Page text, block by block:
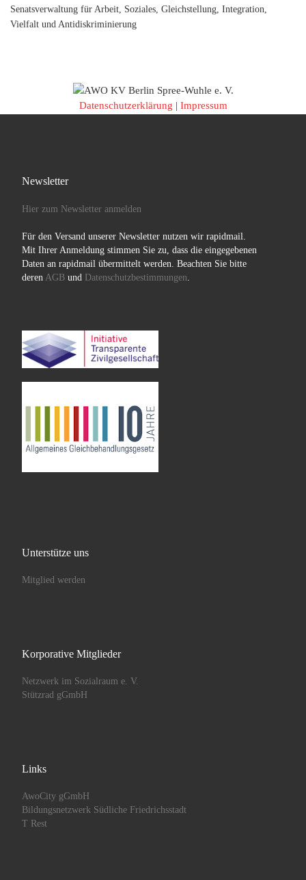
Senatsverwaltung für Arbeit, Soziales, Gleichstellung, Integration,
Vielfalt und Antidiskriminierung
Datenschutzerklärung | Impressum
Newsletter
Hier zum Newsletter anmelden
Für den Versand unserer Newsletter nutzen wir rapidmail.
Mit Ihrer Anmeldung stimmen Sie zu, dass die eingegebenen
Daten an rapidmail übermittelt werden. Beachten Sie bitte
deren AGBund Datenschutzbestimmungen
Unterstütze uns
Mitglied werden
Korporative Mitglieder
Netzwerk im Sozialraum e. V.
Stützrad gGmbH
Links
AwoCity gGmbH
Bildungsnetzwerk Südliche Friedrichsstadt
T Rest